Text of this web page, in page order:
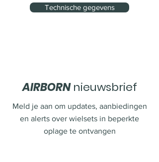
Technische gegevens
AIRBORNnieuwsbrief
Meld je aan om updates, aanbiedingen
en alerts over wielsets in beperkte
oplage te ontvangen